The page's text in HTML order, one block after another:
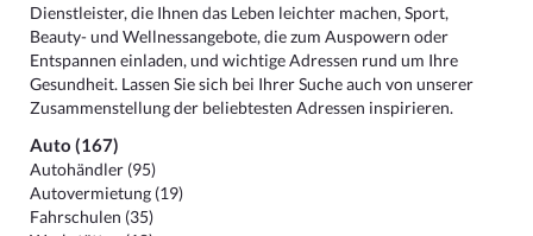
Dienstleister, die Ihnen das Leben leichter machen, Sport,
Beauty- und Wellnessangebote, die zum Auspowern oder
Entspannen einladen, und wichtige Adressen rund um Ihre
Gesundheit. Lassen Sie sich bei Ihrer Suche auch von unserer
Zusammenstellung der beliebtesten Adressen inspirieren.
Auto (167)
Autohändler (95)
Autovermietung (19)
Fahrschulen (35)